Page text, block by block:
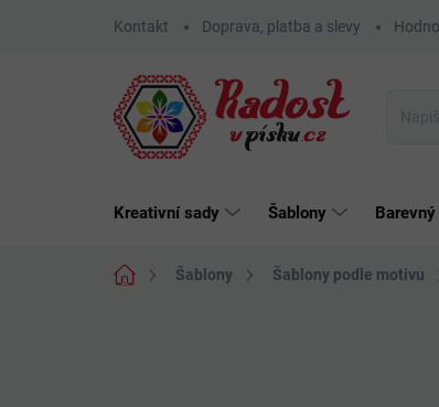
Kontakt Doprava, platba a slevy
Kreativní sady Šablony
Domů Šablony Šablony podle motivu